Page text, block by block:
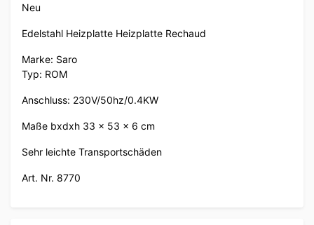
Neu
Edelstahl Heizplatte Heizplatte Rechaud
Marke: Saro
Typ: ROM
Anschluss: 230V/50hz/0.4KW
Maße bxdxh 33 x 53 x 6 cm
Sehr leichte Transportschäden
Art. Nr. 8770